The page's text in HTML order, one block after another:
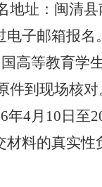
地址：闽清县
电子邮箱报名
高等教育学
到现场核对
年4月10日至
材料的真实